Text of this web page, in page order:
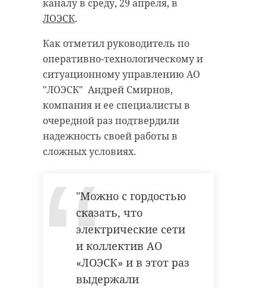
каналу в среду, 29 апреля, в
ЛОЭСК.
Как отметил руководитель по
оперативно-технологическому и
ситуационному управлению АО
"ЛОЭСК" Андрей Смирнов,
компания и ее специалисты в
очередной раз подтвердили
надежность своей работы в
сложных условиях.
"Можно с гордостью
сказать, что
электрические сети
и коллектив АО
«ЛОЭСК» и в этот раз
выдержали